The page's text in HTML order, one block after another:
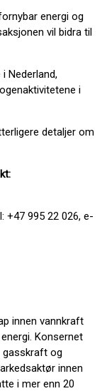
energi og
vil bidra til
Nederland,
i
detaljer om
+47 995 22 026, e-
innen vannkraft
Konsernet
gasskraft og
innen
i mer enn 20